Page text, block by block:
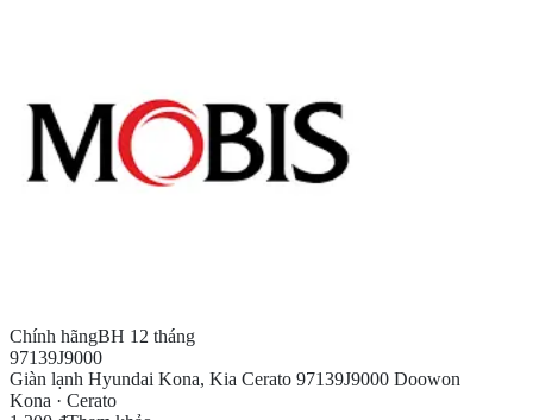
Chính hãngBH 12 tháng
97139J9000
Giàn lạnh Hyundai Kona, Kia Cerato 97139J9000 Doowon
Kona · Cerato